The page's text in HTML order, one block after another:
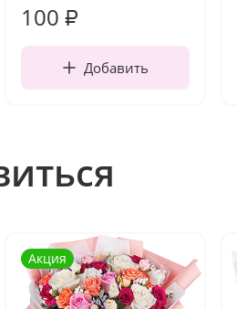
100 ₽
Добавить
Акция